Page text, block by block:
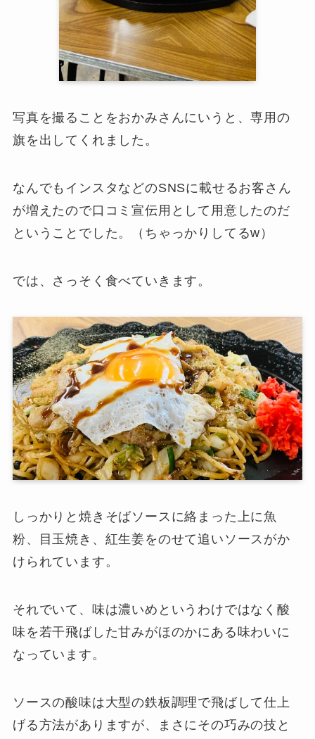
写真を撮ることをおかみさんにいうと、専用の
旗を出してくれました。
なんでもインスタなどのSNSに載せるお客さん
が増えたので口コミ宣伝用として用意したのだ
ということでした。（ちゃっかりしてるw）
では、さっそく食べていきます。
しっかりと焼きそばソースに絡まった上に魚
粉、目玉焼き、紅生姜をのせて追いソースがか
けられています。
それでいて、味は濃いめというわけではなく酸
味を若干飛ばした甘みがほのかにある味わいに
なっています。
ソースの酸味は大型の鉄板調理で飛ばして仕上
げる方法がありますが、まさにその巧みの技と